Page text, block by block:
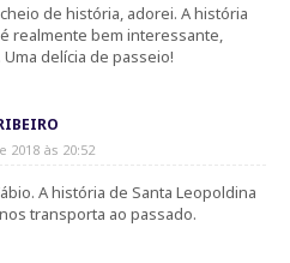
de história, adorei. A história
realmente bem interessante,
delícia de passeio!
2018 às 20:52
A história de Santa Leopoldina
transporta ao passado.